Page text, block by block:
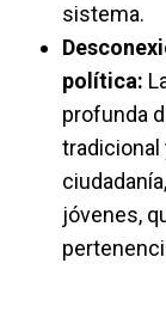
sistema.
política:
profunda
tradicional
jóvenes,